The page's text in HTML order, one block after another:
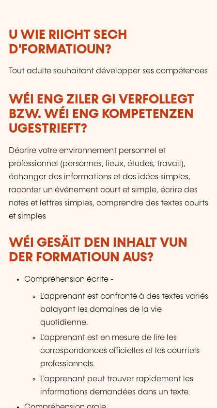
U WIE RIICHT SECH
D'FORMATIOUN?
Tout adulte souhaitant développer ses compétences
WÉI ENG ZILER GI VERFOLLEGT
BZW. WÉI ENG KOMPETENZEN
UGESTRIEFT?
Décrire votre environnement personnel et
professionnel (personnes, lieux, études, travail),
échanger des informations et des idées simples,
raconter un événement court et simple, écrire des
notes et lettres simples, comprendre des textes courts
et simples
WÉI GESÄIT DEN INHALT VUN
DER FORMATIOUN AUS?
Compréhension écrite -
L'apprenant est confronté à des textes variés
balayant les domaines de la vie
quotidienne.
L'apprenant est en mesure de lire les
correspondances officielles et les courriels
professionnels.
L'apprenant peut trouver rapidement les
informations demandées dans un texte.